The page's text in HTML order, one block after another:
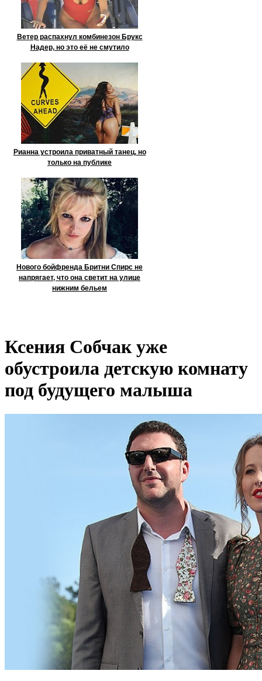
Ветер распахнул комбинезон Брукс
Надер, но это её не смутило
Рианна устроила приватный танец, но
только на публике
Нового бойфренда Бритни Спирс не
напрягает, что она светит на улице
нижним бельем
Ксения Собчак уже
обустроила детскую комнату
под будущего малыша